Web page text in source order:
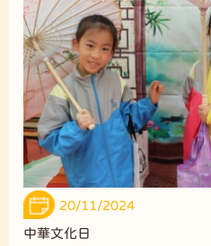
20/11/2024
中華文化日